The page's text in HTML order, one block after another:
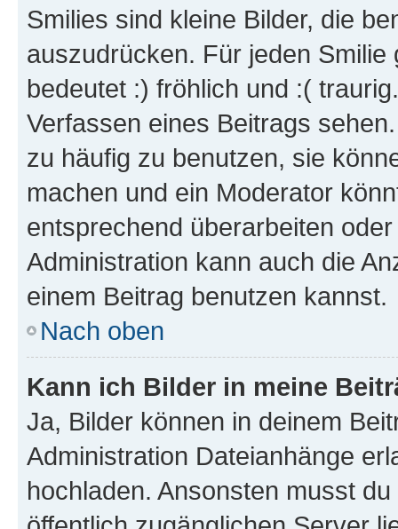
Smilies sind kleine Bilder, die
auszudrücken. Für jeden
bedeutet :) fröhlich und :(
Verfassen eines Beitrags
zu häufig zu benutzen, sie
machen und ein Moderator
entsprechend überarbeiten
Administration kann auch die
einem Beitrag benutzen kannst.
Nach oben
Kann ich Bilder in meine
Ja, Bilder können in deinem
Administration Dateianhänge
hochladen. Ansonsten musst